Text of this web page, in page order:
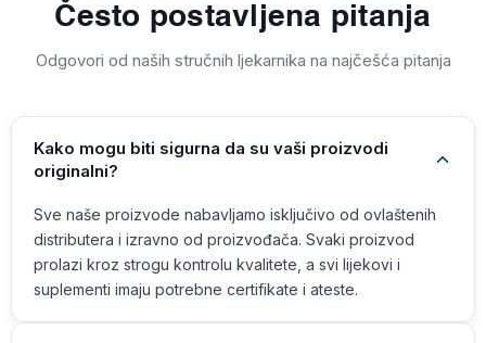
Često postavljena pitanja
Odgovori od naših stručnih ljekarnika na najčešća pitanja
Kako mogu biti sigurna da su vaši proizvodi
originalni?
Sve naše proizvode nabavljamo isključivo od ovlaštenih
distributera i izravno od proizvođača. Svaki proizvod
prolazi kroz strogu kontrolu kvalitete, a svi lijekovi i
suplementi imaju potrebne certifikate i ateste.